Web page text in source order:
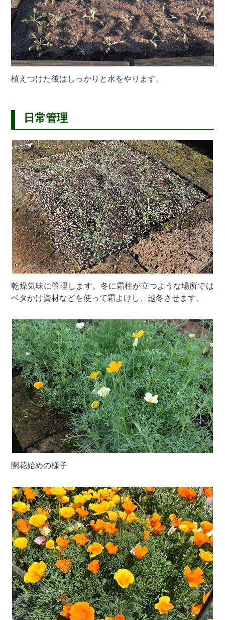
植えつけた後はしっかりと水をやります。
日常管理
乾燥気味に管理します。冬に霜柱が立つような場所では
ベタかけ資材などを使って霜よけし、越冬させます。
開花始めの様子